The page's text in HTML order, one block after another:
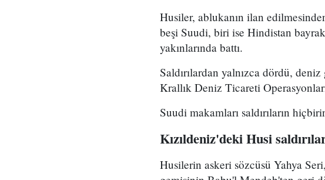
Husiler, ablukanın ilan
beşi Suudi, biri ise Hindistan
yakınlarında battı.
Saldırılardan yalnızca dördü,
Krallık Deniz Ticareti
Suudi makamları saldırıların
Kızıldeniz'deki Husi
Husilerin askeri sözcüsü Yahya